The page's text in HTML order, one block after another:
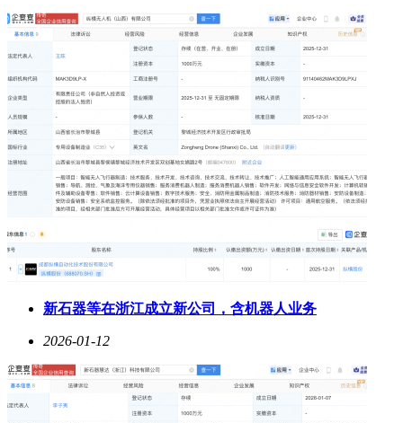
新石器等在浙江成立新公司，含机器人业务
2026-01-12